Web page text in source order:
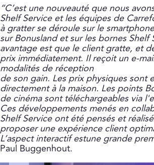
“C’est une nouveauté que nous
Shelf Service et les équipes de
à gratter se déroule sur le
sur Bonusland et sur les bornes Shelf
avantage est que le client gratte, et
prix immédiatement. Il reçoit un e-
modalités de réception
de son gain. Les prix physiques sont
directement à la maison. Les points
de cinéma sont téléchargeables via
Ces développements menés en
Shelf Service ont été pensés et
proposer une expérience client
L’aspect interactif estune grande
Paul Buggenhout.